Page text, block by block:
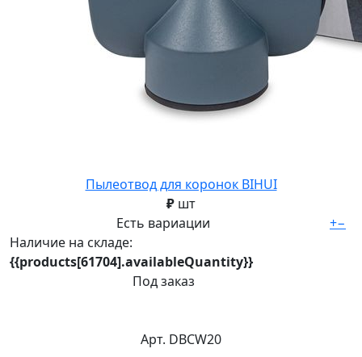
Пылеотвод для коронок BIHUI
₽ шт
Есть вариации
Наличие на складе:
{{products[61704].availableQuantity}}
Под заказ
+−
Арт. DBCW20